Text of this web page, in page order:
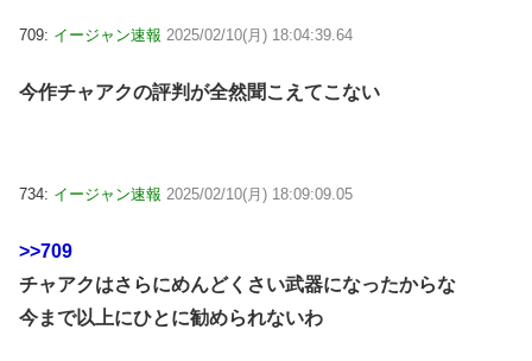
709: イージャン速報 2025/02/10(月) 18:04:39.64
今作チャアクの評判が全然聞こえてこない
734: イージャン速報 2025/02/10(月) 18:09:09.05
>>709
チャアクはさらにめんどくさい武器になったからな
今まで以上にひとに勧められないわ